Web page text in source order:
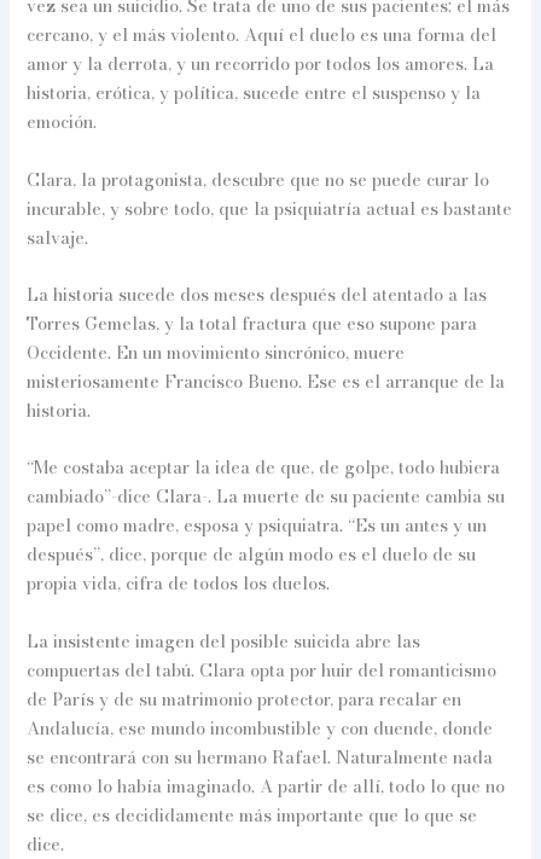
vez sea un suicidio. Se trata de uno de sus pacientes: el más
cercano, y el más violento. Aquí el duelo es una forma del
amor y la derrota, y un recorrido por todos los amores. La
historia, erótica, y política, sucede entre el suspenso y la
emoción.
Clara, la protagonista, descubre que no se puede curar lo
incurable, y sobre todo, que la psiquiatría actual es bastante
salvaje.
La historia sucede dos meses después del atentado a las
Torres Gemelas, y la total fractura que eso supone para
Occidente. En un movimiento sincrónico, muere
misteriosamente Francisco Bueno. Ese es el arranque de la
historia.
“Me costaba aceptar la idea de que, de golpe, todo hubiera
cambiado”-dice Clara-. La muerte de su paciente cambia su
papel como madre, esposa y psiquiatra. “Es un antes y un
después”, dice, porque de algún modo es el duelo de su
propia vida, cifra de todos los duelos.
La insistente imagen del posible suicida abre las
compuertas del tabú. Clara opta por huir del romanticismo
de París y de su matrimonio protector, para recalar en
Andalucía, ese mundo incombustible y con duende, donde
se encontrará con su hermano Rafael. Naturalmente nada
es como lo había imaginado. A partir de allí, todo lo que no
se dice, es decididamente más importante que lo que se
dice.